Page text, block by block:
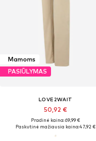
Mamoms
PASIŪLYMAS
LOVE2WAIT
50,92 €
Pradinė kaina: 69,99 €
Paskutinė mažiausia kaina:47,92 €